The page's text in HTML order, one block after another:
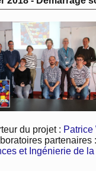
du projet : Patrice
et Ingénierie de